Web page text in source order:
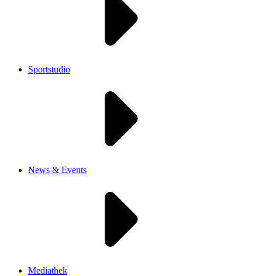
Sportstudio
News & Events
Mediathek